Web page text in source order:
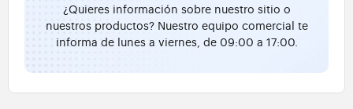
¿Quieres información sobre nuestro sitio o
nuestros productos? Nuestro equipo comercial te
informa de lunes a viernes, de 09:00 a 17:00.